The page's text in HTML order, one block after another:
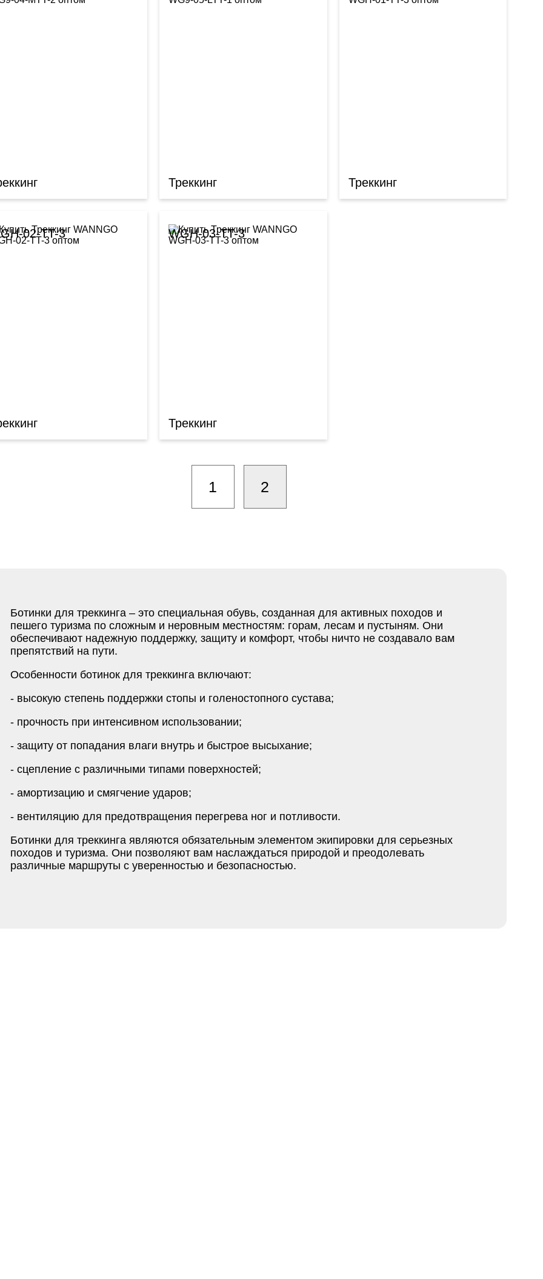
Треккинг Треккинг
02-TT-3 WGH-03-TT-3
Треккинг
1 2
Ботинки для треккинга – это специальная обувь, созданная для активных походов и
пешего туризма по сложным и неровным местностям: горам, лесам и пустыням. Они
обеспечивают надежную поддержку, защиту и комфорт, чтобы ничто не создавало вам
препятствий на пути.
Особенности ботинок для треккинга включают:
- высокую степень поддержки стопы и голеностопного сустава;
- прочность при интенсивном использовании;
- защиту от попадания влаги внутрь и быстрое высыхание;
- сцепление с различными типами поверхностей;
- амортизацию и смягчение ударов;
- вентиляцию для предотвращения перегрева ног и потливости.
Ботинки для треккинга являются обязательным элементом экипировки для серьезных
походов и туризма. Они позволяют вам наслаждаться природой и преодолевать
различные маршруты с уверенностью и безопасностью.